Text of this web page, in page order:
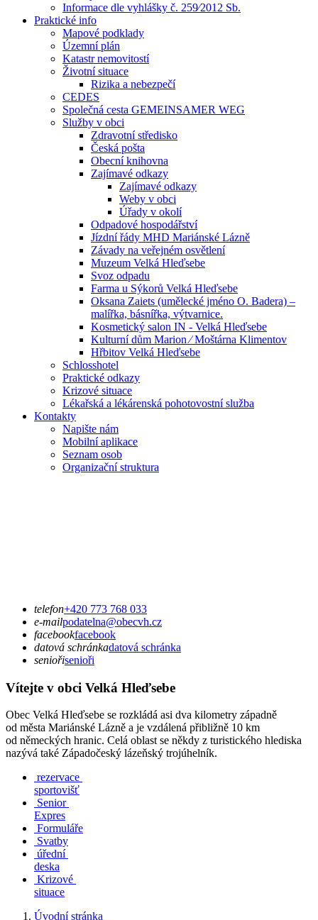
Informace dle vyhlášky č. 259⁄2012 Sb.
Praktické info
Mapové podklady
Územní plán
Katastr nemovitostí
Životní situace
Rizika a nebezpečí
CEDES
Společná cesta GEMEINSAMER WEG
Služby v obci
Zdravotní středisko
Česká pošta
Obecní knihovna
Zajímavé odkazy
Zajímavé odkazy
Weby v obci
Úřady v okolí
Odpadové hospodářství
Jízdní řády MHD Mariánské Lázně
Závady na veřejném osvětlení
Muzeum Velká Hleďsebe
Svoz odpadu
Farma u Sýkorů Velká Hleďsebe
Oksana Zaiets (umělecké jméno O. Badera) –
malířka, básnířka, výtvarnice.
Kosmetický salon IN - Velká Hleďsebe
Kulturní dům Marion ⁄ Moštárna Klimentov
Hřbitov Velká Hleďsebe
Schlosshotel
Praktické odkazy
Krizové situace
Lékařská a lékárenská pohotovostní služba
Kontakty
Napište nám
Mobilní aplikace
Seznam osob
Organizační struktura
telefon+420 773 768 033
e-mailpodatelna@obecvh.cz
facebookfacebook
datová schránkadatová schránka
seniořisenioři
Vítejte v obci Velká Hleďsebe
Obec Velká Hleďsebe se rozkládá asi dva kilometry západně
od města Mariánské Lázně a je vzdálená přibližně 10 km
od německých hranic. Celá oblast se někdy z turistického hlediska
nazývá také Západočeský lázeňský trojúhelník.
rezervace
sportovišť
Senior
Expres
Formuláře
Svatby
úřední
deska
Krizové
situace
Úvodní stránka